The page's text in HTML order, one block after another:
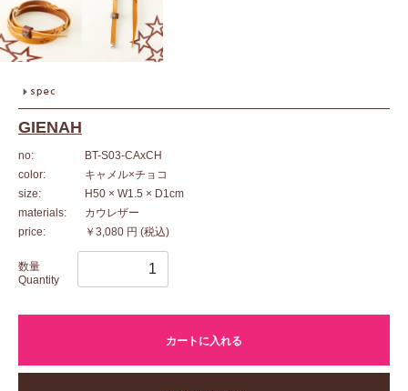
GIENAH
no:
BT-S03-CAxCH
color:
キャメル×チョコ
size:
H50 × W1.5 × D1cm
materials:
カウレザー
price:
￥3,080 円 (税込)
数量
Quantity
カートに入れる